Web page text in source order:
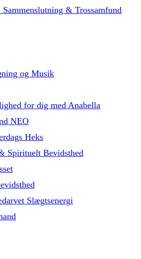
& Trossamfund
og Musik
for dig med Anabella
NEO
Heks
Spirituelt Bevidsthed
Slægtsenergi